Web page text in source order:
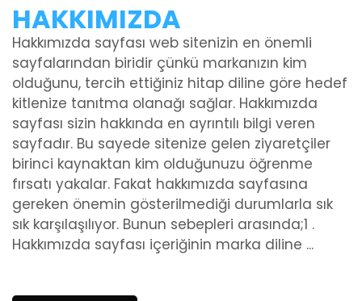
HAKKIMIZDA
Hakkımızda sayfası web sitenizin en önemli
sayfalarından biridir çünkü markanızın kim
olduğunu, tercih ettiğiniz hitap diline göre hedef
kitlenize tanıtma olanağı sağlar. Hakkımızda
sayfası sizin hakkında en ayrıntılı bilgi veren
sayfadır. Bu sayede sitenize gelen ziyaretçiler
birinci kaynaktan kim olduğunuzu öğrenme
fırsatı yakalar. Fakat hakkımızda sayfasına
gereken önemin gösterilmediği durumlarla sık
sık karşılaşılıyor. Bunun sebepleri arasında;1 .
Hakkımızda sayfası içeriğinin marka diline ...